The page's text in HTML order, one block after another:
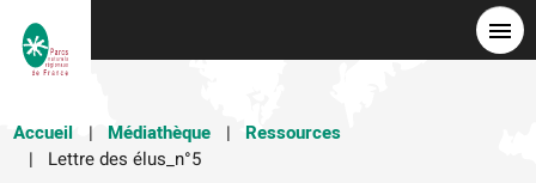
Accueil
Médiathèque
Ressources
Lettre des élus_n°5